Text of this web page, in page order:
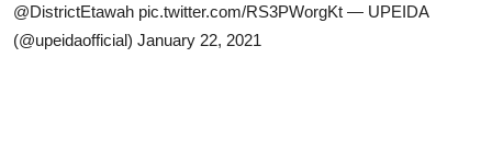
@DistrictEtawah pic.twitter.com/RS3PWorgKt — UPEIDA
(@upeidaofficial) January 22, 2021